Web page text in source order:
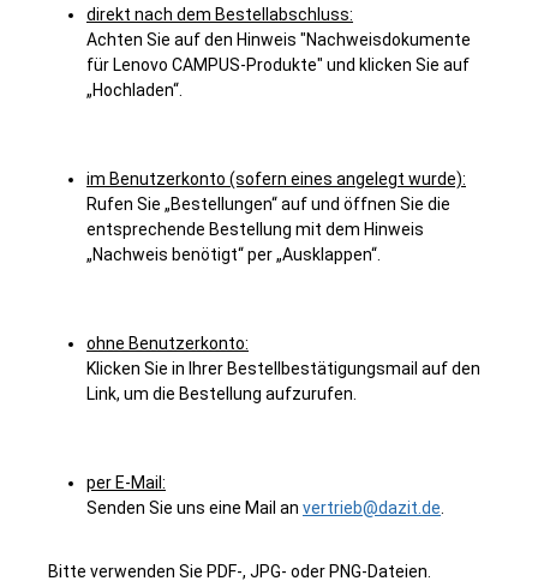
direkt nach dem Bestellabschluss:
Achten Sie auf den Hinweis "Nachweisdokumente
für Lenovo CAMPUS-Produkte" und klicken Sie auf
„Hochladen“.
im Benutzerkonto (sofern eines angelegt wurde):
Rufen Sie „Bestellungen“ auf und öffnen Sie die
entsprechende Bestellung mit dem Hinweis
„Nachweis benötigt“ per „Ausklappen“.
ohne Benutzerkonto:
Klicken Sie in Ihrer Bestellbestätigungsmail auf den
Link, um die Bestellung aufzurufen.
per E-Mail:
Senden Sie uns eine Mail an vertrieb@dazit.de
Bitte verwenden Sie PDF-, JPG- oder PNG-Dateien.